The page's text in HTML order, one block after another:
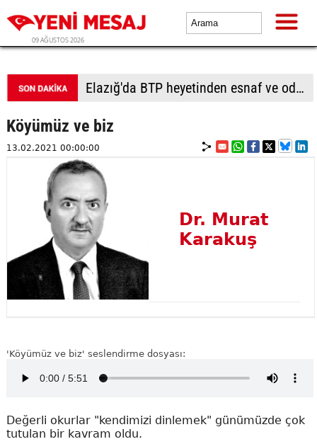
09 AĞUSTOS 2026
Elazığ'da BTP heyetinden esnaf ve oda başkanlarına ziyaret
Köyümüz ve biz
13.02.2021 00:00:00
Dr. Murat
Karakuş
'Köyümüz ve biz' seslendirme dosyası:
Değerli okurlar "kendimizi dinlemek" günümüzde çok
tutulan bir kavram oldu.